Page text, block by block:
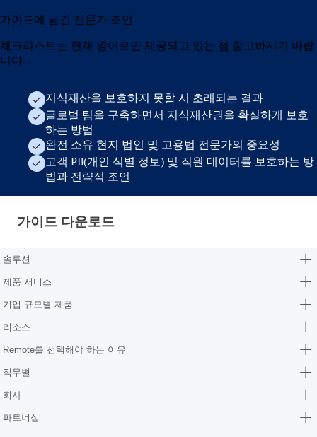
가이드에 담긴 전문가 조언
체크리스트는 현재 영어로만 제공되고 있는 점 참고하시기 바랍
니다.
지식재산을 보호하지 못할 시 초래되는 결과
글로벌 팀을 구축하면서 지식재산권을 확실하게 보호
하는 방법
완전 소유 현지 법인 및 고용법 전문가의 중요성
고객 PIl(개인 식별 정보) 및 직원 데이터를 보호하는 방
법과 전략적 조언
가이드 다운로드 · ko-kr
가이드 다운로드
솔루션
제품 서비스
기업 규모별 제품
리소스
Remote를 선택해야 하는 이유
직무별
회사
파트너십